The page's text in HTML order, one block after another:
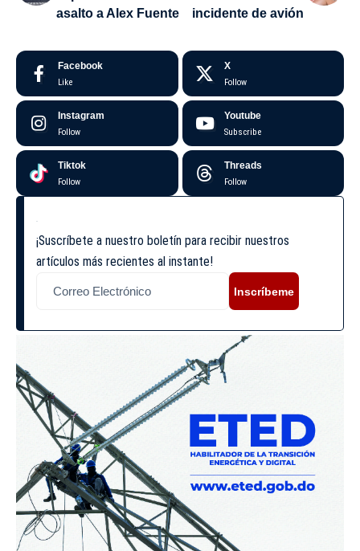
asalto a Alex Fuente
incidente de avión
Facebook
Like
X
Follow
Instagram
Follow
Youtube
Subscribe
Tiktok
Follow
Threads
Follow
¡Suscríbete a nuestro boletín para recibir nuestros
artículos más recientes al instante!
Inscríbeme